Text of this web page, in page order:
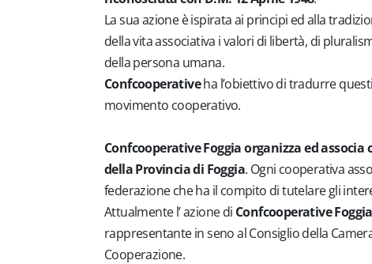
La sua azione è ispirata ai principi ed alla
della vita associativa i valori di libertà, di
della persona umana.
Confcooperativeha l’obiettivo di tradurre
movimento cooperativo.
Confcooperative Foggia organizza ed
della Provincia di Foggia. Ogni cooperativa
federazione che ha il compito di tutelare gli
Attualmente l’ azione di Confcooperative Foggia
rappresentante in seno al Consiglio della
Cooperazione.